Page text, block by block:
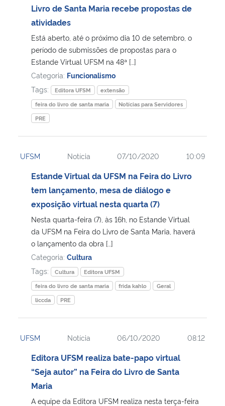
Livro de Santa Maria recebe propostas de
atividades
Está aberto, até o próximo dia 10 de setembro, o
período de submissões de propostas para o
Estande Virtual UFSM na 48ª […]
Categoria: Funcionalismo
Tags:
Editora UFSM
extensão
feira do livro de santa maria
Notícias para Servidores
PRE
UFSM Notícia 07/10/2020 10:09
Estande Virtual da UFSM na Feira do Livro
tem lançamento, mesa de diálogo e
exposição virtual nesta quarta (7)
Nesta quarta-feira (7), às 16h, no Estande Virtual
da UFSM na Feira do Livro de Santa Maria, haverá
o lançamento da obra […]
Categoria: Cultura
Tags:
Cultura
Editora UFSM
feira do livro de santa maria
frida kahlo
Geral
liccda
PRE
UFSM Notícia 06/10/2020 08:12
Editora UFSM realiza bate-papo virtual
“Seja autor” na Feira do Livro de Santa
Maria
A equipe da Editora UFSM realiza nesta terça-feira